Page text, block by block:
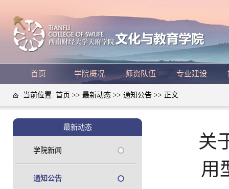
首页 学院概况 师资队伍 专业建设
当前位置: 首页 >> 最新动态 >> 通知公告 >> 正文
最新动态
学院新闻
通知公告
关
用